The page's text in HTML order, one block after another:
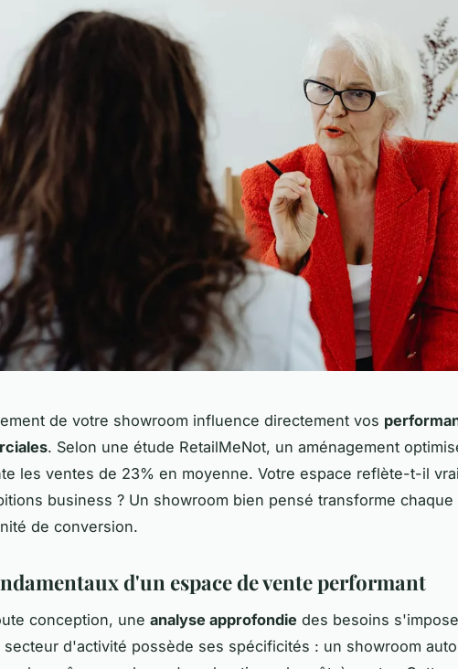
de votre showroom influence directement vos
. Selon une étude RetailMeNot, un aménagement
les ventes de 23% en moyenne. Votre espace reflète-t-il
business ? Un showroom bien pensé transforme chaque
de conversion.
d'un espace de vente performant
conception, une analyse approfondie des besoins
secteur d'activité possède ses spécificités : un showroom